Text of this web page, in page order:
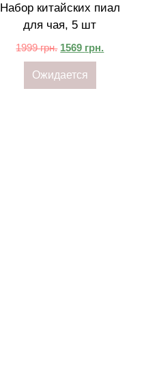
Набор китайских пиал
для чая, 5 шт
1999грн. 1569 грн.
Ожидается